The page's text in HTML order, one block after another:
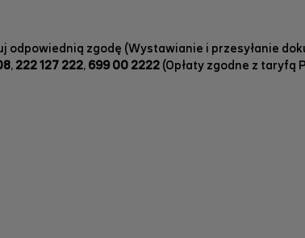
odpowiednią zgodę (Wystawianie i przesyłanie
, 222 127 222, 699 00 2222(Opłaty zgodne z taryfą